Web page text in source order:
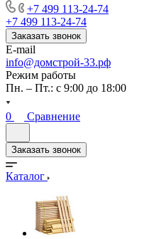
+7 499 113-24-74
+7 499 113-24-74
Заказать звонок
E-mail
info@домстрой-33.рф
Режим работы
Пн. – Пт.: с 9:00 до 18:00
0 Сравнение
Заказать звонок
Каталог